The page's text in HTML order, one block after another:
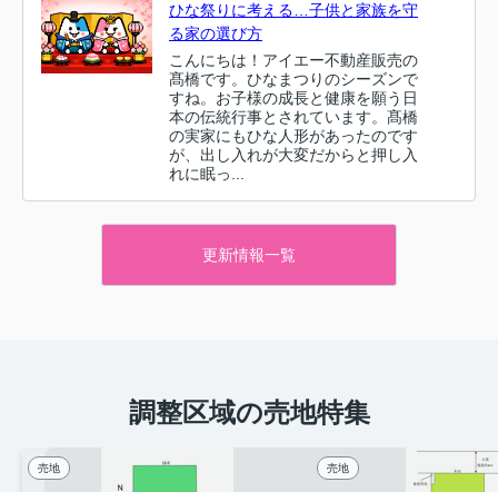
ひな祭りに考える…子供と家族を守
る家の選び方
こんにちは！アイエー不動産販売の
髙橋です。ひなまつりのシーズンで
すね。お子様の成長と健康を願う日
本の伝統行事とされています。髙橋
の実家にもひな人形があったのです
が、出し入れが大変だからと押し入
れに眠っ...
更新情報一覧
調整区域の売地特集
売地 売地